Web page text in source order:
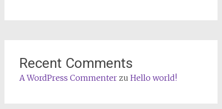
Recent Comments
A WordPress Commenterzu Hello world!